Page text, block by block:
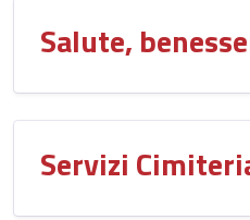
Salute,
Servizi